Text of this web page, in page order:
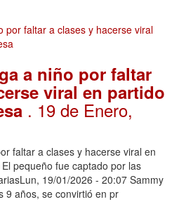
a niño por faltar
viral en partido
. 19 de Enero,
faltar a clases y hacerse viral en
pequeño fue captado por las
19/01/2026 - 20:07 Sammy
9 años, se convirtió en pr